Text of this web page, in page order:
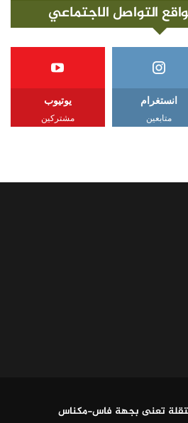
التواصل الاجتماعي
انستغرام
متابعين
يوتيوب
مشتركين
تعنى بجهة فاس-مكناس